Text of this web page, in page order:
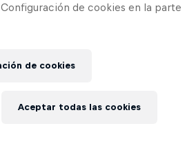
de cookies en la parte
de cookies
Aceptar todas las cookies